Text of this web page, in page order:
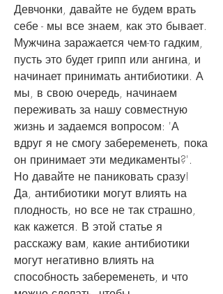
Девчонки, давайте не будем врать
себе - мы все знаем, как это бывает.
Мужчина заражается чем-то гадким,
пусть это будет грипп или ангина, и
начинает принимать антибиотики. А
мы, в свою очередь, начинаем
переживать за нашу совместную
жизнь и задаемся вопросом: 'А
вдруг я не смогу забеременеть, пока
он принимает эти медикаменты?'.
Но давайте не паниковать сразу!
Да, антибиотики могут влиять на
плодность, но все не так страшно,
как кажется. В этой статье я
расскажу вам, какие антибиотики
могут негативно влиять на
способность забеременеть, и что